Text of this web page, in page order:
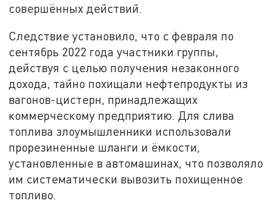
совершённых действий.
Следствие установило, что с февраля по
сентябрь 2022 года участники группы,
действуя с целью получения незаконного
дохода, тайно похищали нефтепродукты из
вагонов-цистерн, принадлежащих
коммерческому предприятию. Для слива
топлива злоумышленники использовали
прорезиненные шланги и ёмкости,
установленные в автомашинах, что позволяло
им систематически вывозить похищенное
топливо.